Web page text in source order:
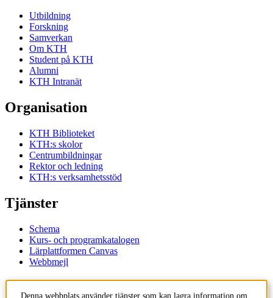
Utbildning
Forskning
Samverkan
Om KTH
Student på KTH
Alumni
KTH Intranät
Organisation
KTH Biblioteket
KTH:s skolor
Centrumbildningar
Rektor och ledning
KTH:s verksamhetsstöd
Tjänster
Schema
Kurs- och programkatalogen
Lärplattformen Canvas
Webbmejl
Kontakt
Denna webbplats använder tjänster som kan lagra information om